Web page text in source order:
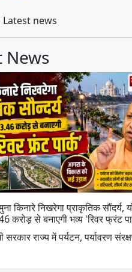
Latest news
News
किनारे निखरेगा प्राकृतिक सौंदर्य,
करोड़ से बनाएगी भव्य 'रिवर फ्रंट
सरकार राज्य में पर्यटन, पर्यावरण